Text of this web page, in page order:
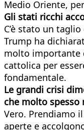
Medio Oriente,
Gli stati ricchi
C’è stato un
Trump ha
molto importante
cattolica per
fondamentale.
Le grandi crisi
che molto spesso
Vero. Prendiamo
aperte e